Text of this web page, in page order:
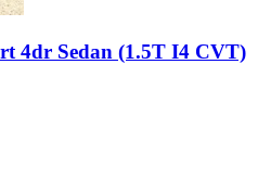
4dr Sedan (1.5T I4 CVT)